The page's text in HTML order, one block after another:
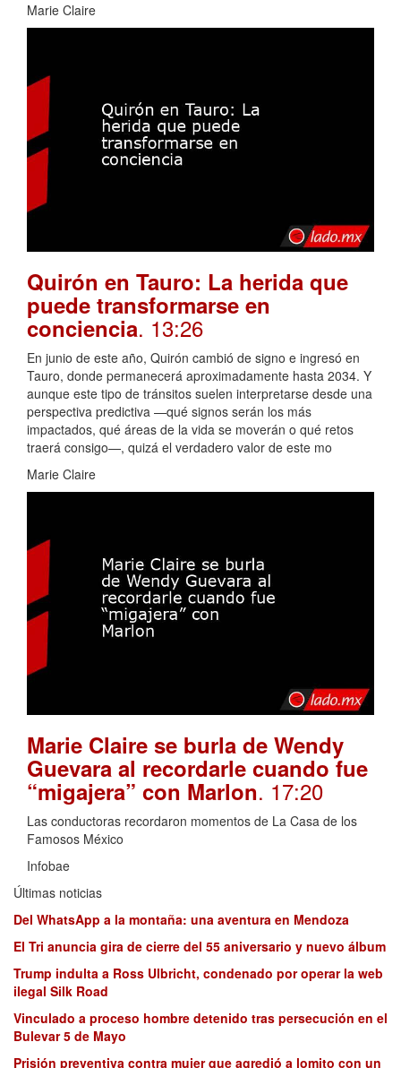
Marie Claire
Quirón en Tauro: La herida que
puede transformarse en
conciencia. 13:26
En junio de este año, Quirón cambió de signo e ingresó en
Tauro, donde permanecerá aproximadamente hasta 2034. Y
aunque este tipo de tránsitos suelen interpretarse desde una
perspectiva predictiva —qué signos serán los más
impactados, qué áreas de la vida se moverán o qué retos
traerá consigo—, quizá el verdadero valor de este mo
Marie Claire
Marie Claire se burla de Wendy
Guevara al recordarle cuando fue
“migajera” con Marlon. 17:20
Las conductoras recordaron momentos de La Casa de los
Famosos México
Infobae
Últimas noticias
Del WhatsApp a la montaña: una aventura en Mendoza
El Tri anuncia gira de cierre del 55 aniversario y nuevo álbum
Trump indulta a Ross Ulbricht, condenado por operar la web
ilegal Silk Road
Vinculado a proceso hombre detenido tras persecución en el
Bulevar 5 de Mayo
Prisión preventiva contra mujer que agredió a lomito con un